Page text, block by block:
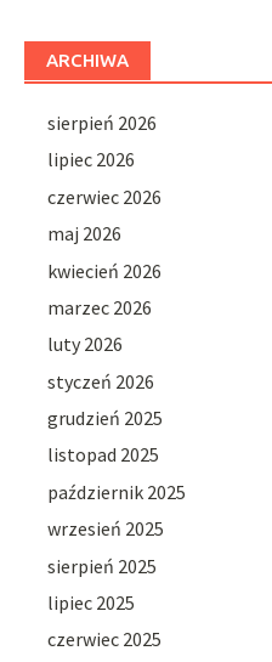
ARCHIWA
sierpień 2026
lipiec 2026
czerwiec 2026
maj 2026
kwiecień 2026
marzec 2026
luty 2026
styczeń 2026
grudzień 2025
listopad 2025
październik 2025
wrzesień 2025
sierpień 2025
lipiec 2025
czerwiec 2025